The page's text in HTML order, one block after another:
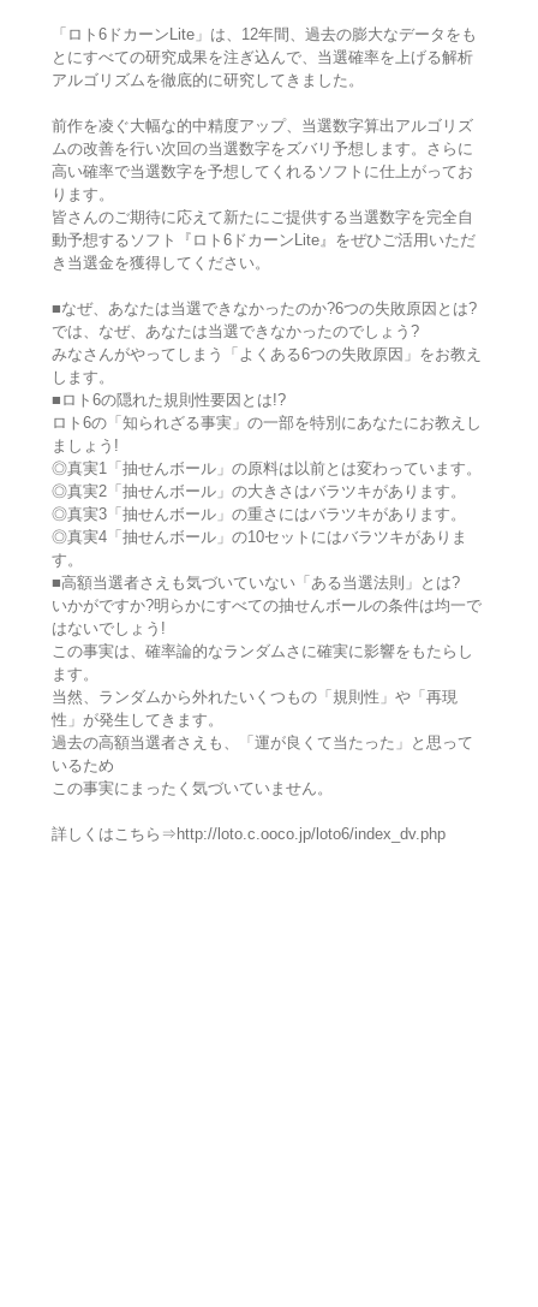
「ロト6ドカーンLite」は、12年間、過去の膨大なデータをも
とにすべての研究成果を注ぎ込んで、当選確率を上げる解析
アルゴリズムを徹底的に研究してきました。
前作を凌ぐ大幅な的中精度アップ、当選数字算出アルゴリズ
ムの改善を行い次回の当選数字をズバリ予想します。さらに
高い確率で当選数字を予想してくれるソフトに仕上がってお
ります。
皆さんのご期待に応えて新たにご提供する当選数字を完全自
動予想するソフト『ロト6ドカーンLite』をぜひご活用いただ
き当選金を獲得してください。
■なぜ、あなたは当選できなかったのか?6つの失敗原因とは?
では、なぜ、あなたは当選できなかったのでしょう?
みなさんがやってしまう「よくある6つの失敗原因」をお教え
します。
■ロト6の隠れた規則性要因とは!?
ロト6の「知られざる事実」の一部を特別にあなたにお教えし
ましょう!
◎真実1「抽せんボール」の原料は以前とは変わっています。
◎真実2「抽せんボール」の大きさはバラツキがあります。
◎真実3「抽せんボール」の重さにはバラツキがあります。
◎真実4「抽せんボール」の10セットにはバラツキがありま
す。
■高額当選者さえも気づいていない「ある当選法則」とは?
いかがですか?明らかにすべての抽せんボールの条件は均一で
はないでしょう!
この事実は、確率論的なランダムさに確実に影響をもたらし
ます。
当然、ランダムから外れたいくつもの「規則性」や「再現
性」が発生してきます。
過去の高額当選者さえも、「運が良くて当たった」と思って
いるため
この事実にまったく気づいていません。
詳しくはこちら⇒http://loto.c.ooco.jp/loto6/index_dv.php